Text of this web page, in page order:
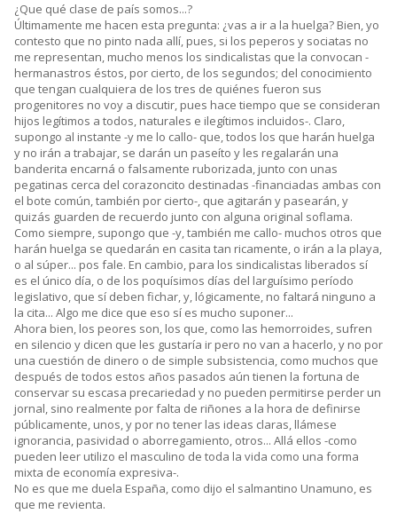
¿Que qué clase de país somos...?
Últimamente me hacen esta pregunta: ¿vas a ir a la huelga? Bien, yo
contesto que no pinto nada allí, pues, si los peperos y sociatas no
me representan, mucho menos los sindicalistas que la convocan -
hermanastros éstos, por cierto, de los segundos; del conocimiento
que tengan cualquiera de los tres de quiénes fueron sus
progenitores no voy a discutir, pues hace tiempo que se consideran
hijos legítimos a todos, naturales e ilegítimos incluidos-. Claro,
supongo al instante -y me lo callo- que, todos los que harán huelga
y no irán a trabajar, se darán un paseíto y les regalarán una
banderita encarná o falsamente ruborizada, junto con unas
pegatinas cerca del corazoncito destinadas -financiadas ambas con
el bote común, también por cierto-, que agitarán y pasearán, y
quizás guarden de recuerdo junto con alguna original soflama.
Como siempre, supongo que -y, también me callo- muchos otros que
harán huelga se quedarán en casita tan ricamente, o irán a la playa,
o al súper... pos fale. En cambio, para los sindicalistas liberados sí
es el único día, o de los poquísimos días del larguísimo período
legislativo, que sí deben fichar, y, lógicamente, no faltará ninguno a
la cita... Algo me dice que eso sí es mucho suponer...
Ahora bien, los peores son, los que, como las hemorroides, sufren
en silencio y dicen que les gustaría ir pero no van a hacerlo, y no por
una cuestión de dinero o de simple subsistencia, como muchos que
después de todos estos años pasados aún tienen la fortuna de
conservar su escasa precariedad y no pueden permitirse perder un
jornal, sino realmente por falta de riñones a la hora de definirse
públicamente, unos, y por no tener las ideas claras, llámese
ignorancia, pasividad o aborregamiento, otros... Allá ellos -como
pueden leer utilizo el masculino de toda la vida como una forma
mixta de economía expresiva-.
No es que me duela España, como dijo el salmantino Unamuno, es
que me revienta.